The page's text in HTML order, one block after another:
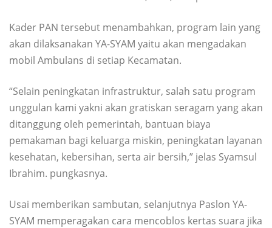
Kader PAN tersebut menambahkan, program lain yang
akan dilaksanakan YA-SYAM yaitu akan mengadakan
mobil Ambulans di setiap Kecamatan.
“Selain peningkatan infrastruktur, salah satu program
unggulan kami yakni akan gratiskan seragam yang akan
ditanggung oleh pemerintah, bantuan biaya
pemakaman bagi keluarga miskin, peningkatan layanan
kesehatan, kebersihan, serta air bersih,” jelas Syamsul
Ibrahim. pungkasnya.
Usai memberikan sambutan, selanjutnya Paslon YA-
SYAM memperagakan cara mencoblos kertas suara jika